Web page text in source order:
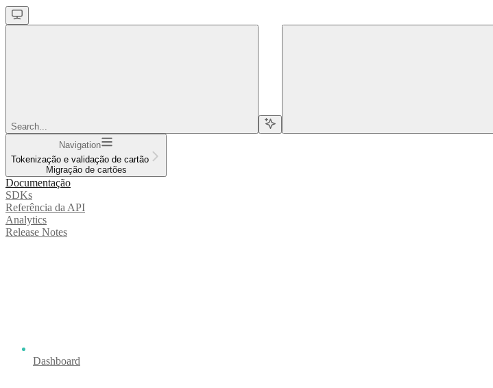
Search...
Navigation
Tokenização e validação de cartão
Migração de cartões
Documentação
SDKs
Referência da API
Analytics
Release Notes
Dashboard